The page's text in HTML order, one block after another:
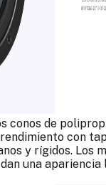
conos de
con
y rígidos. Los
una